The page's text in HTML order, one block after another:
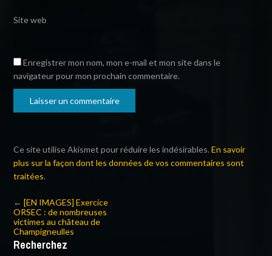
Site web
Enregistrer mon nom, mon e-mail et mon site dans le
navigateur pour mon prochain commentaire.
Ce site utilise Akismet pour réduire les indésirables.En savoir
plus sur la façon dont les données de vos commentaires sont
traitées.
←[EN IMAGES] Exercice
ORSEC : de nombreuses
victimes au château de
Champigneulles
Recherchez